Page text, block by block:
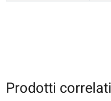
Prodotti correlati